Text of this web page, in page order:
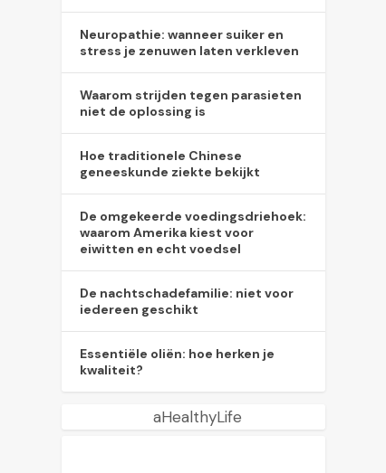
Neuropathie: wanneer suiker en
stress je zenuwen laten verkleven
Waarom strijden tegen parasieten
niet de oplossing is
Hoe traditionele Chinese
geneeskunde ziekte bekijkt
De omgekeerde voedingsdriehoek:
waarom Amerika kiest voor
eiwitten en echt voedsel
De nachtschadefamilie: niet voor
iedereen geschikt
Essentiële oliën: hoe herken je
kwaliteit?
aHealthyLife